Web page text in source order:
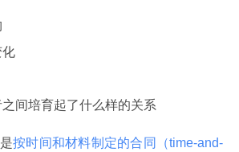
化
间培育起了什么样的关系
按时间和材料制定的合同（time-and-